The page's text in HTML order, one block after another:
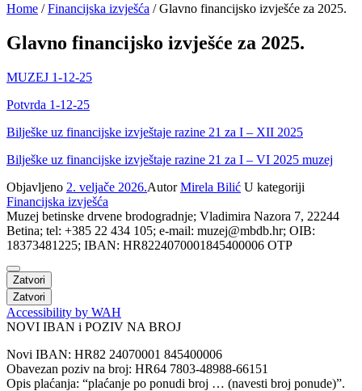
Home /Financijska izvješća /Glavno financijsko izvješće za 2025.
Glavno financijsko izvješće za 2025.
MUZEJ 1-12-25
Potvrda 1-12-25
Bilješke uz financijske izvještaje razine 21 za I – XII 2025
Bilješke uz financijske izvještaje razine 21 za I – VI 2025 muzej
Objavljeno 2. veljače 2026.AutorMirela Bilić U kategoriji
Financijska izvješća
Muzej betinske drvene brodogradnje; Vladimira Nazora 7, 22244
Betina; tel: +385 22 434 105; e-mail: muzej@mbdb.hr; OIB:
18373481225; IBAN: HR8224070001845400006 OTP
Zatvori
Zatvori
Accessibility by WAH
NOVI IBAN i POZIV NA BROJ
Novi IBAN: HR82 24070001 845400006
Obavezan poziv na broj: HR64 7803-48988-66151
Opis plaćanja: “plaćanje po ponudi broj … (navesti broj ponude)”.